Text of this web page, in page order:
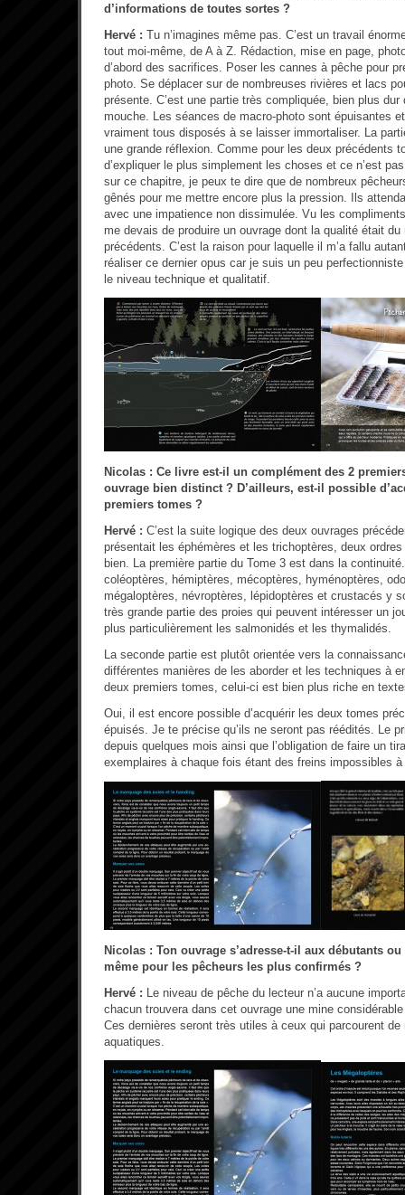
d’informations de toutes sortes ?
Hervé : Tu n’imagines même pas. C’est un travail
tout moi-même, de A à Z. Rédaction, mise en page,
d’abord des sacrifices. Poser les cannes à pêche pour
photo. Se déplacer sur de nombreuses rivières et lacs
présente. C’est une partie très compliquée, bien plus
mouche. Les séances de macro-photo sont épuisantes
vraiment tous disposés à se laisser immortaliser. La
une grande réflexion. Comme pour les deux précédents
d’expliquer le plus simplement les choses et ce n’est
sur ce chapitre, je peux te dire que de nombreux
gênés pour me mettre encore plus la pression. Ils
avec une impatience non dissimulée. Vu les
me devais de produire un ouvrage dont la qualité était
précédents. C’est la raison pour laquelle il m’a fallu
réaliser ce dernier opus car je suis un peu
le niveau technique et qualitatif.
Nicolas : Ce livre est-il un complément des 2
ouvrage bien distinct ? D’ailleurs, est-il possible
premiers tomes ?
Hervé : C’est la suite logique des deux ouvrages
présentait les éphémères et les trichoptères, deux
bien. La première partie du Tome 3 est dans la
coléoptères, hémiptères, mécoptères, hyménoptères,
mégaloptères, névroptères, lépidoptères et crustacés y
très grande partie des proies qui peuvent intéresser un
plus particulièrement les salmonidés et les thymalidés.
La seconde partie est plutôt orientée vers la
différentes manières de les aborder et les techniques à
deux premiers tomes, celui-ci est bien plus riche en
Oui, il est encore possible d’acquérir les deux tomes
épuisés. Je te précise qu’ils ne seront pas réédités. Le
depuis quelques mois ainsi que l’obligation de faire un
exemplaires à chaque fois étant des freins impossibles à
Nicolas : Ton ouvrage s’adresse-t-il aux débutants
même pour les pêcheurs les plus confirmés ?
Hervé : Le niveau de pêche du lecteur n’a aucune
chacun trouvera dans cet ouvrage une mine
Ces dernières seront très utiles à ceux qui parcourent
aquatiques.